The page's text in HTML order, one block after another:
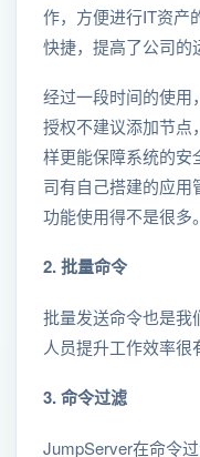
作，方便进行IT资产
快捷，提高了公司的
经过一段时间的使用
授权不建议添加节点
样更能保障系统的安
司有自己搭建的应用
功能使用得不是很多。
2. 批量命令
批量发送命令也是我
人员提升工作效率很
3. 命令过滤
JumpServer在命令